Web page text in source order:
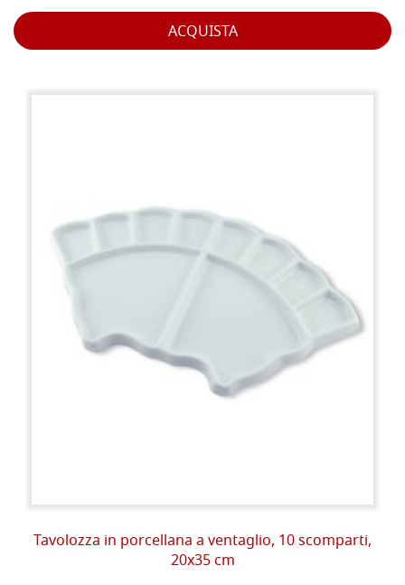
ACQUISTA
Tavolozza in porcellana a ventaglio, 10 scomparti,
20x35 cm